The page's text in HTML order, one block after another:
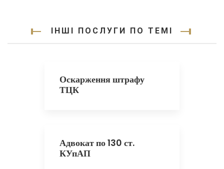
ІНШІ ПОСЛУГИ ПО ТЕМІ
Оскарження штрафу
ТЦК
Адвокат по 130 ст.
КУпАП